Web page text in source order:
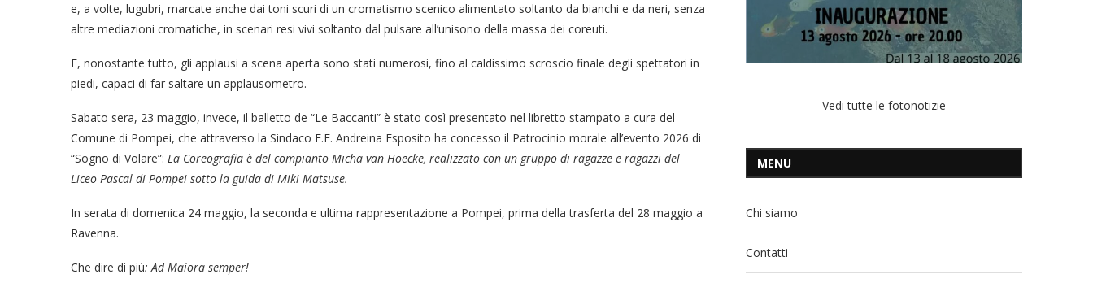
e, a volte, lugubri, marcate anche dai toni scuri di un cromatismo scenico alimentato soltanto da bianchi e da neri, senza
altre mediazioni cromatiche, in scenari resi vivi soltanto dal pulsare all’unisono della massa dei coreuti.
E, nonostante tutto, gli applausi a scena aperta sono stati numerosi, fino al caldissimo scroscio finale degli spettatori in
piedi, capaci di far saltare un applausometro.
Sabato sera, 23 maggio, invece, il balletto de “Le Baccanti” è stato così presentato nel libretto stampato a cura del
Comune di Pompei, che attraverso la Sindaco F.F. Andreina Esposito ha concesso il Patrocinio morale all’evento 2026 di
“Sogno di Volare”: La Coreografia è del compianto Micha van Hoecke, realizzato con un gruppo di ragazze e ragazzi del
Liceo Pascal di Pompei sotto la guida di Miki Matsuse.
In serata di domenica 24 maggio, la seconda e ultima rappresentazione a Pompei, prima della trasferta del 28 maggio a
Ravenna.
Che dire di più: Ad Maiora semper!
Vedi tutte le fotonotizie
MENU
Chi siamo
Contatti